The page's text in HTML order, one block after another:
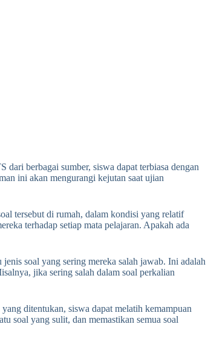
berbagai sumber, siswa dapat terbiasa dengan
ini akan mengurangi kejutan saat ujian
tersebut di rumah, dalam kondisi yang relatif
terhadap setiap mata pelajaran. Apakah ada
soal yang sering mereka salah jawab. Ini adalah
jika sering salah dalam soal perkalian
ditentukan, siswa dapat melatih kemampuan
soal yang sulit, dan memastikan semua soal